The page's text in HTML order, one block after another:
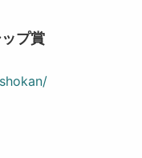
プ賞